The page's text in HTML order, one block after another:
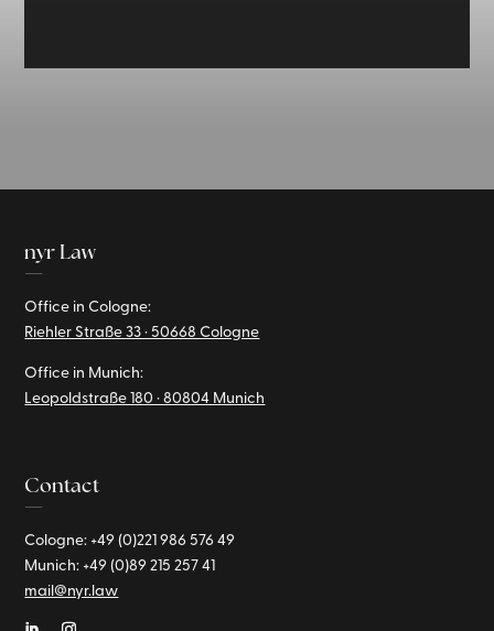
nyr Law
—
Office in Cologne:
Riehler Straße 33 · 50668 Cologne
Office in Munich:
Leopoldstraße 180 · 80804 Munich
Contact
—
Cologne: +49 (0)221986 576 49
Munich: +49 (0)89 215 257 41
mail@nyr.law